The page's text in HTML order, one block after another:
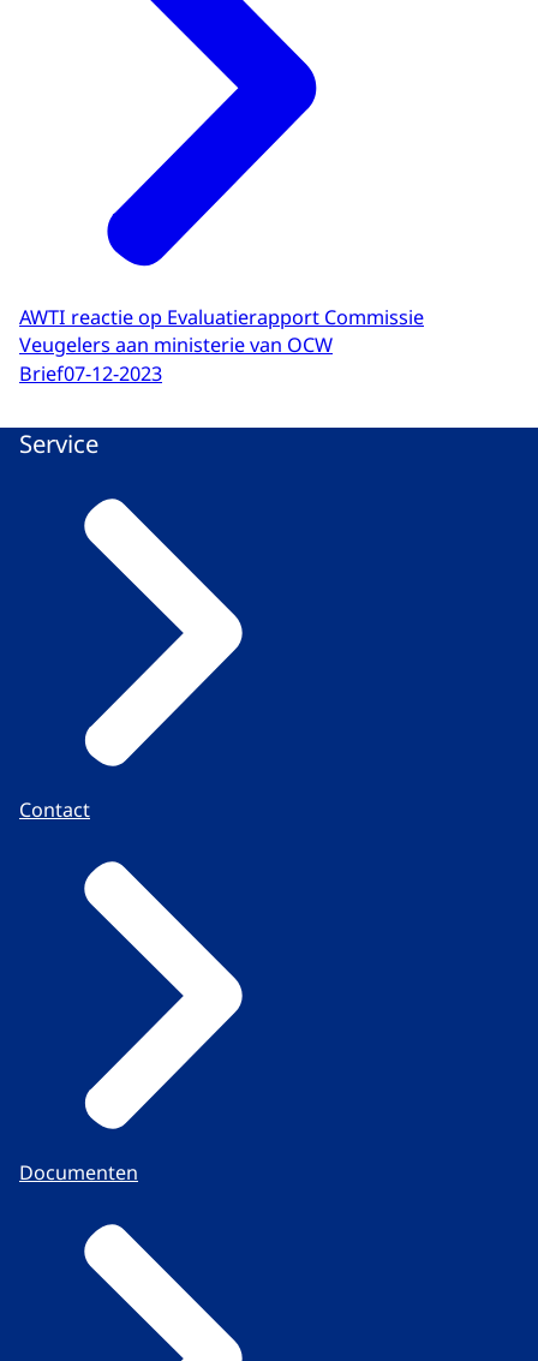
AWTI reactie op Evaluatierapport Commissie
Veugelers aan ministerie van OCW
Brief07-12-2023
Service
Contact
Documenten